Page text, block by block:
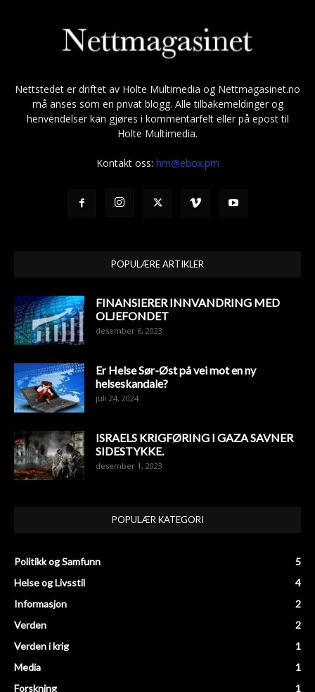
Nettstedet er driftet av Holte Multimedia og Nettmagasinet.no
må anses som en privat blogg. Alle tilbakemeldinger og
henvendelser kan gjøres i kommentarfelt eller på epost til
Holte Multimedia.
Kontakt oss: hm@ebox.pm
POPULÆRE ARTIKLER
FINANSIERER INNVANDRING MED
OLJEFONDET
desember 6, 2023
Er Helse Sør-Øst på vei mot en ny
helseskandale?
juli 24, 2024
ISRAELS KRIGFØRING I GAZA SAVNER
SIDESTYKKE.
desember 1, 2023
POPULÆR KATEGORI
Politikk og Samfunn
5
Helse og Livsstil
4
Informasjon
2
Verden
2
Verden i krig
1
Media
1
Forskning
1